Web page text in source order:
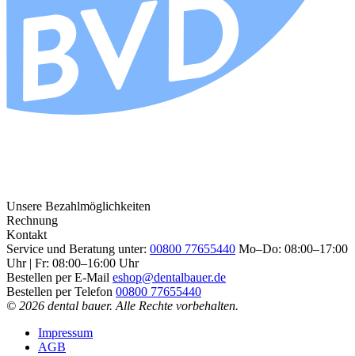
Unsere Bezahlmöglichkeiten
Rechnung
Kontakt
Service und Beratung unter: 00800 77655440 Mo–Do: 08:00–17:00
Uhr | Fr: 08:00–16:00 Uhr
Bestellen per E-Mail eshop@dentalbauer.de
Bestellen per Telefon 00800 77655440
© 2026 dental bauer. Alle Rechte vorbehalten.
Impressum
AGB